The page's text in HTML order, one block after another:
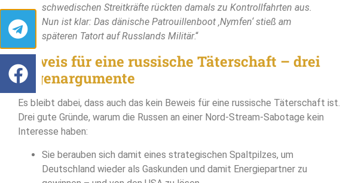
schwedischen Streitkräfte rückten damals zu Kontrollfahrten aus.
Nun ist klar: Das dänische Patrouillenboot ‚Nymfen‘ stieß am
späteren Tatort auf Russlands Militär.“
Beweis für eine russische Täterschaft – drei
Gegenargumente
Es bleibt dabei, dass auch das kein Beweis für eine russische Täterschaft ist.
Drei gute Gründe, warum die Russen an einer Nord-Stream-Sabotage kein
Interesse haben:
Sie berauben sich damit eines strategischen Spaltpilzes, um
Deutschland wieder als Gaskunden und damit Energiepartner zu